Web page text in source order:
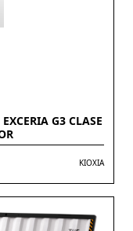
G3 CLASE
KIOXIA